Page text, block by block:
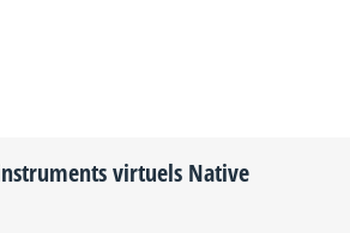
virtuels Native